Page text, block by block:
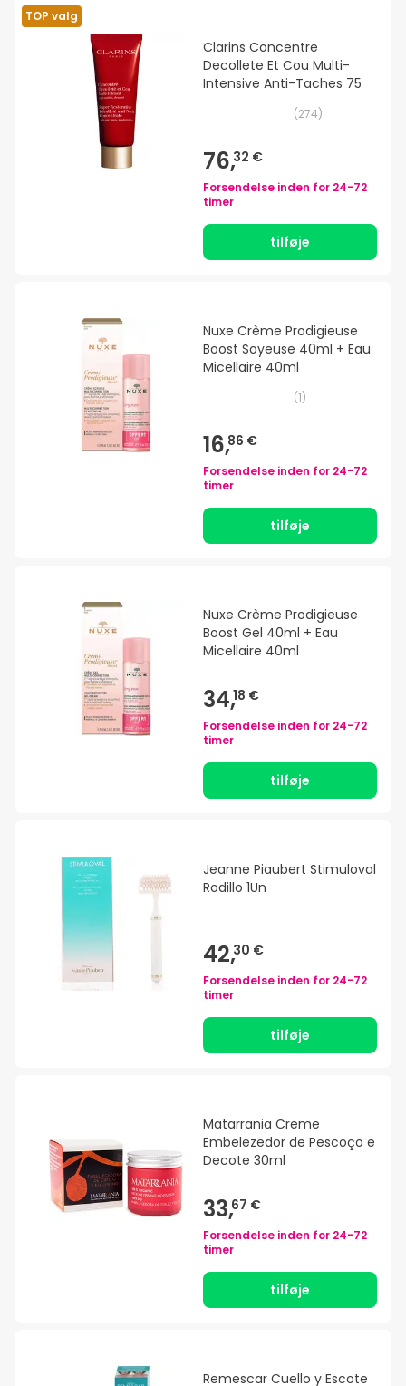
TOP valg
Clarins Concentre
Decollete Et Cou Multi-
Intensive Anti-Taches 75
(274)
76,32 €
Forsendelse inden for 24-72
timer
tilføje
Nuxe Crème Prodigieuse
Boost Soyeuse 40ml + Eau
Micellaire 40ml
(1)
16,86 €
Forsendelse inden for 24-72
timer
tilføje
Nuxe Crème Prodigieuse
Boost Gel 40ml + Eau
Micellaire 40ml
34,18 €
Forsendelse inden for 24-72
timer
tilføje
Jeanne Piaubert Stimuloval
Rodillo 1Un
42,30 €
Forsendelse inden for 24-72
timer
tilføje
Matarrania Creme
Embelezedor de Pescoço e
Decote 30ml
33,67 €
Forsendelse inden for 24-72
timer
tilføje
Remescar Cuello y Escote